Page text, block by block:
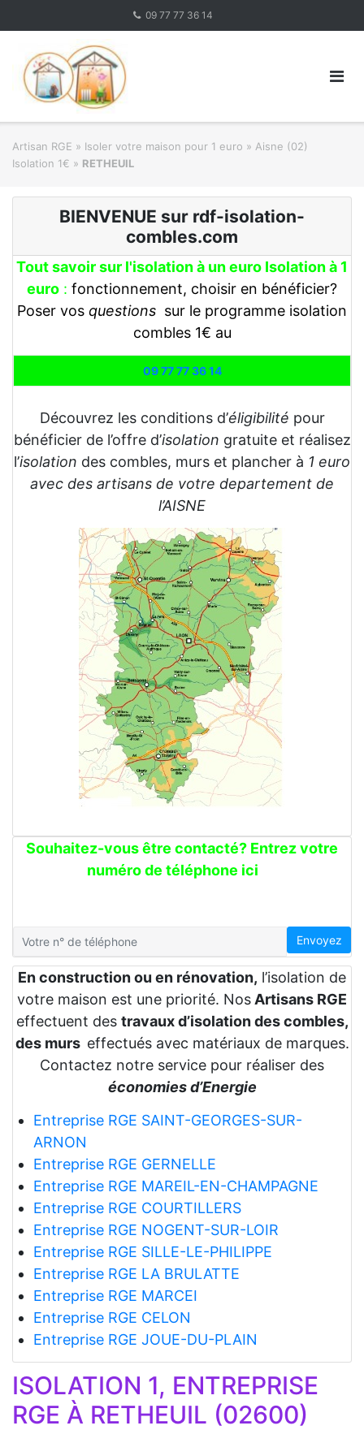
09 77 77 36 14
Artisan RGE » Isoler votre maison pour 1 euro » Aisne (02)
Isolation 1€ » RETHEUIL
BIENVENUE sur rdf-isolation-
combles.com
Tout savoir sur l'isolation à un euro Isolation à 1
euro : fonctionnement, choisir en bénéficier?
Poser vos questions sur le programme isolation
combles 1€ au
09 77 77 36 14
Découvrez les conditions d’éligibilité pour
bénéficier de l’offre d’isolation gratuite et réalisez
l’isolation des combles, murs et plancher à 1 euro
avec des artisans de votre departement de
l’AISNE
Souhaitez-vous être contacté? Entrez votre
numéro de téléphone ici
Envoyez
En construction ou en rénovation, l’isolation de
votre maison est une priorité. Nos Artisans RGE
effectuent des travaux d’isolation des combles,
des murs effectués avec matériaux de marques.
Contactez notre service pour réaliser des
économies d’Energie
Entreprise RGE SAINT-GEORGES-SUR-
ARNON
Entreprise RGE GERNELLE
Entreprise RGE MAREIL-EN-CHAMPAGNE
Entreprise RGE COURTILLERS
Entreprise RGE NOGENT-SUR-LOIR
Entreprise RGE SILLE-LE-PHILIPPE
Entreprise RGE LA BRULATTE
Entreprise RGE MARCEI
Entreprise RGE CELON
Entreprise RGE JOUE-DU-PLAIN
ISOLATION 1, ENTREPRISE
RGE À RETHEUIL (02600)